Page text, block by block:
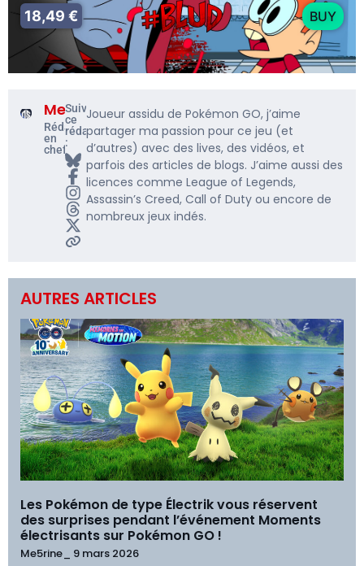
18,49 € BUY
Me5rine_
Rédacteur
en
chef
Suivre
ce
rédacteur
:
Joueur assidu de Pokémon GO, j’aime
partager ma passion pour ce jeu (et
d’autres) avec des lives, des vidéos, et
parfois des articles de blogs. J’aime aussi des
licences comme League of Legends,
Assassin’s Creed, Call of Duty ou encore de
nombreux jeux indés.
AUTRES ARTICLES
Les Pokémon de type Électrik vous réservent
des surprises pendant l’événement Moments
électrisants sur Pokémon GO !
Me5rine_ 9 mars 2026